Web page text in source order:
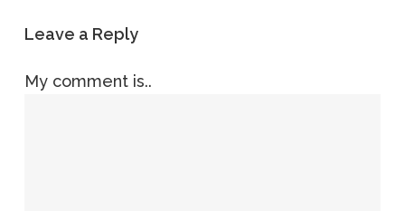
Leave a Reply
My comment is..